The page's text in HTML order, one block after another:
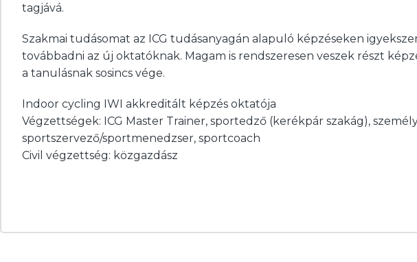
tagjává.
Szakmai tudásomat az ICG tudásanyagán alapuló képzéseken
továbbadni az új oktatóknak. Magam is rendszeresen veszek részt
a tanulásnak sosincs vége.
Indoor cycling IWI akkreditált képzés oktatója
Végzettségek: ICG Master Trainer, sportedző (kerékpár szakág),
sportszervező/sportmenedzser, sportcoach
Civil végzettség: közgazdász